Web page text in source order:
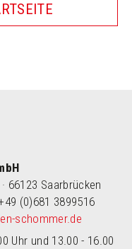
66123 Saarbrücken
(0)681 3899516
schommer.de
Uhr und 13.00 - 16.00